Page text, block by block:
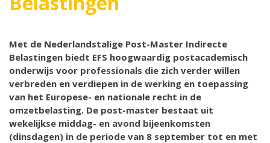
Met de Nederlandstalige Post-Master Indirecte
Belastingen biedt EFS hoogwaardig postacademisch
onderwijs voor professionals die zich verder willen
verbreden en verdiepen in de werking en toepassing
van het Europese- en nationale recht in de
omzetbelasting. De post-master bestaat uit
wekelijkse middag- en avond bijeenkomsten
(dinsdagen) in de periode van 8 september tot en met